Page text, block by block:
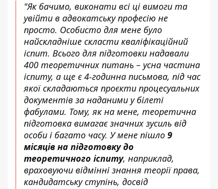
"Як бачимо, виконати всі ці вимоги та
увійти в адвокатську професію не
просто. Особисто для мене було
найскладніше скласти кваліфікаційний
іспит. Всього для підготовки надавали
400 теоретичних питань – усна частина
іспиту, а ще є 4-годинна письмова, під час
якої складаються проєкти процесуальних
документів за наданими у білеті
фабулами. Тому, як на мене, теоретична
підготовка вимагає значних зусиль від
особи і багато часу. У мене пішло 9
місяців на підготовку до
теоретичного іспиту, наприклад,
враховуючи відмінні знання теорії права,
кандидатську ступінь, досвід